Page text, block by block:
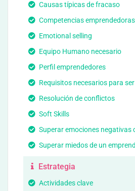
Causas típicas de fracaso
Competencias emprendedoras
Emotional selling
Equipo Humano necesario
Perfil emprendedores
Requisitos necesarios para
Resolución de conflictos
Soft Skills
Superar emociones negativas
Superar miedos de un
Estrategia
Actividades clave